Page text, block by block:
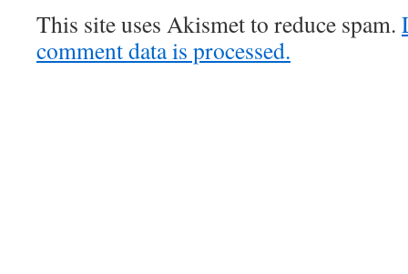
This site uses Akismet to reduce spam.
comment data is processed.